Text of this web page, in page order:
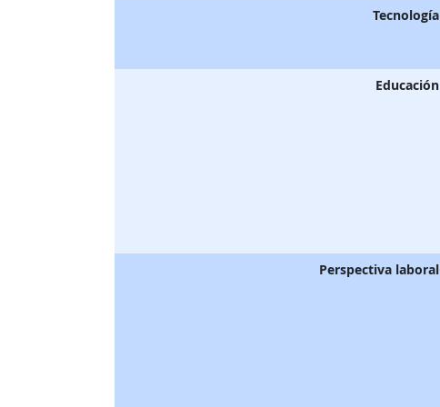
Tecnología
Educación
Perspectiva laboral